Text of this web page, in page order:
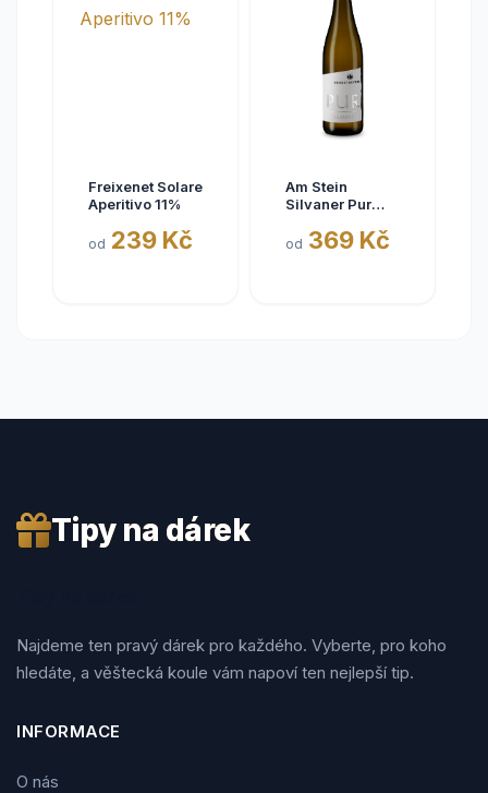
Freixenet Solare
Aperitivo 11%
od 239 Kč
Am Stein
Silvaner Pur
od 369 Kč
Tipy na dárek
Najdeme ten pravý dárek pro každého. Vyberte, pro koho
hledáte, a věštecká koule vám napoví ten nejlepší tip.
INFORMACE
O nás